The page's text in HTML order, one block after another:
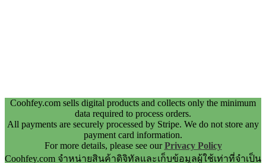
Coohfey.com sells digital products and collects only the minimum
data required to process orders.
All payments are securely processed by Stripe. We do not store any
payment card information.
For more details, please see ourPrivacy Policy
Coohfey.com จำหน่ายสินค้าดิจิทัลและเก็บข้อมูลผู้ใช้เท่าที่จำเป็น